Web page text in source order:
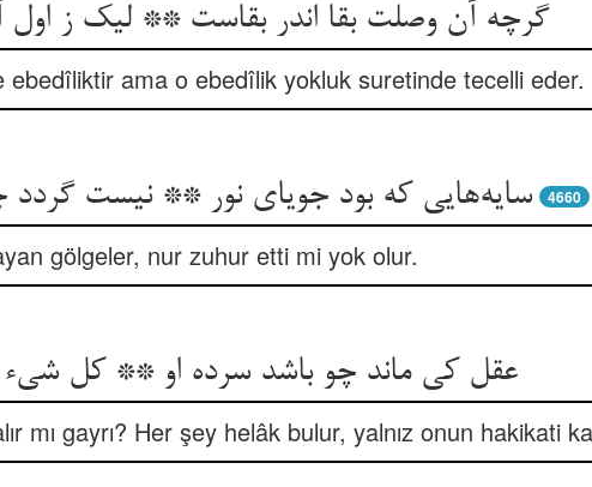
گرچه آن وصلت بقا اندر بقاست ** لیک ز اول
ama o ebedîlik yokluk suretinde tecelli eder.
سایه‌هایی که بود جویای نور ** نیست 4660
gölgeler, nur zuhur etti mi yok olur.
عقل کی ماند چو باشد سرده او ** کل شیء
mı gayrı? Her şey helâk bulur, yalnız onun hakikati